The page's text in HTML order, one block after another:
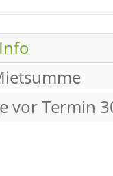
vor Termin